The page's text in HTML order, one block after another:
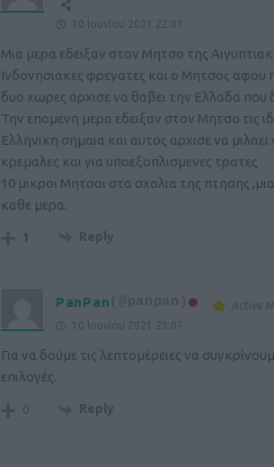
10 Ιουνίου 2021 22:01
Μια μερα εδειξαν στον Μητσο της
Ινδονησιακες φρεγατες και ο Μητσος
δυο χωρες αρχισε να θαβει την Ελλαδα που
Την επομενη μερα εδειξαν στον Μητσο τις
Ελληνικη σημαια και αυτος αρχισε να
κρεμαλες και για υποεξοπλισμενες τρατες
10 μικροι Μητσοι στα σχολια της πτησης
καθε μερα.
1 Reply
PanPan
Active
10 Ιουνίου 2021 23:07
Για να δούμε τις λεπτομέρειες να
επιλογές.
0 Reply